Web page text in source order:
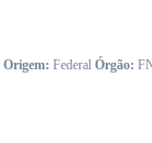
Origem: Federal Órgão: